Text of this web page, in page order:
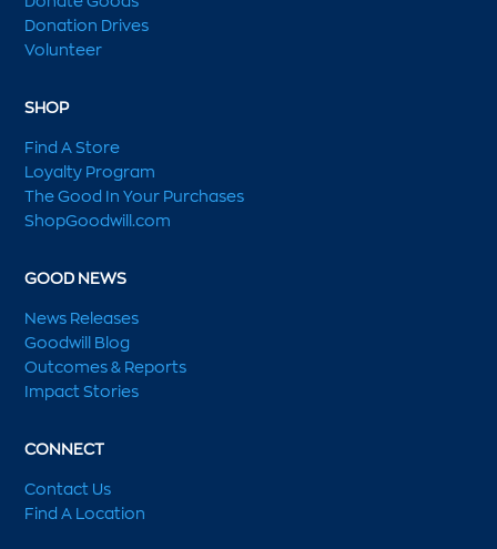
Donation Drives
Volunteer
SHOP
Find A Store
Loyalty Program
The Good In Your Purchases
ShopGoodwill.com
GOOD NEWS
News Releases
Goodwill Blog
Outcomes & Reports
Impact Stories
CONNECT
Contact Us
Find A Location